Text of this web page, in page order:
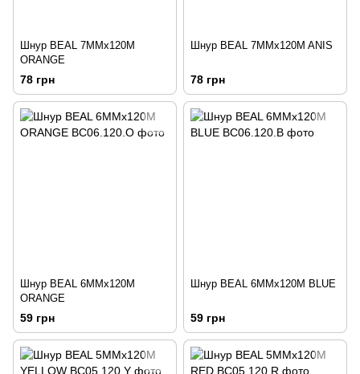
Шнур BEAL 7MMx120M
ORANGE
78 грн
Шнур BEAL 7MMx120M ANIS
78 грн
Шнур BEAL 6MMx120M
ORANGE
59 грн
Шнур BEAL 6MMx120M BLUE
59 грн